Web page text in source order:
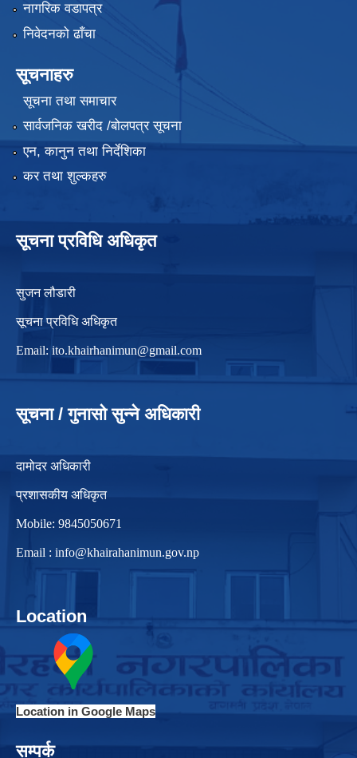
नागरिक वडापत्र
निवेदनको ढाँचा
सूचनाहरु
सूचना तथा समाचार
सार्वजनिक खरीद /बोलपत्र सूचना
एन, कानुन तथा निर्देशिका
कर तथा शुल्कहरु
सूचना प्रविधि अधिकृत
सुजन लौडारी
सूचना प्रविधि अधिकृत
Email: ito.khairhanimun@gmail.com
सूचना / गुनासो सुन्ने अधिकारी
दामोदर अधिकारी
प्रशासकीय अधिकृत
Mobile: 9845050671
Email : info@khairahanimun.gov.np
Location
Location in Google Maps
सम्पर्क